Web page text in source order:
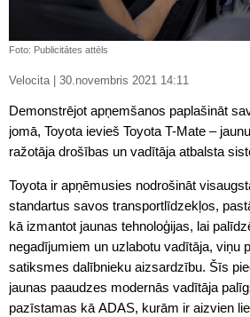
Foto: Publicitātes attēls
Velocita | 30.novembris 2021 14:11
Demonstrējot apņemšanos paplašināt
jomā, Toyota ievieš Toyota T-Mate –
ražotāja drošības un vadītāja atbalsta
Toyota ir apņēmusies nodrošināt
standartus savos transportlīdzekļos,
kā izmantot jaunas tehnoloģijas, lai
negadījumiem un uzlabotu vadītāja, viņu
satiksmes dalībnieku aizsardzību. Šīs
jaunas paaudzes modernās vadītāja
pazīstamas kā ADAS, kurām ir aizvien